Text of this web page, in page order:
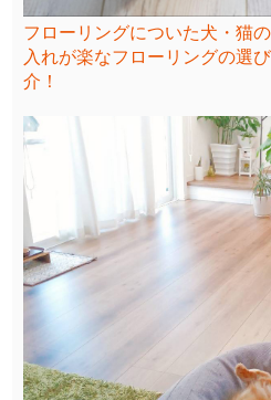
フローリングについた犬・猫
入れが楽なフローリングの選
介！